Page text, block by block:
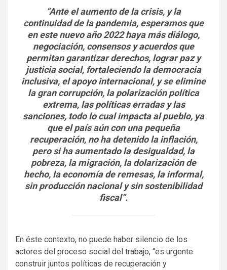
“Ante el aumento de la crisis, y la
continuidad de la pandemia, esperamos que
en este nuevo año 2022 haya más diálogo,
negociación, consensos y acuerdos que
permitan garantizar derechos, lograr paz y
justicia social, fortaleciendo la democracia
inclusiva, el apoyo internacional, y se elimine
la gran corrupción, la polarización política
extrema, las políticas erradas y las
sanciones, todo lo cual impacta al pueblo, ya
que el país aún con una pequeña
recuperación, no ha detenido la inflación,
pero si ha aumentado la desigualdad, la
pobreza, la migración, la dolarización de
hecho, la economía de remesas, la informal,
sin producción nacional y sin sostenibilidad
fiscal”.
En éste contexto, no puede haber silencio de los
actores del proceso social del trabajo, “es urgente
construir juntos políticas de recuperación y